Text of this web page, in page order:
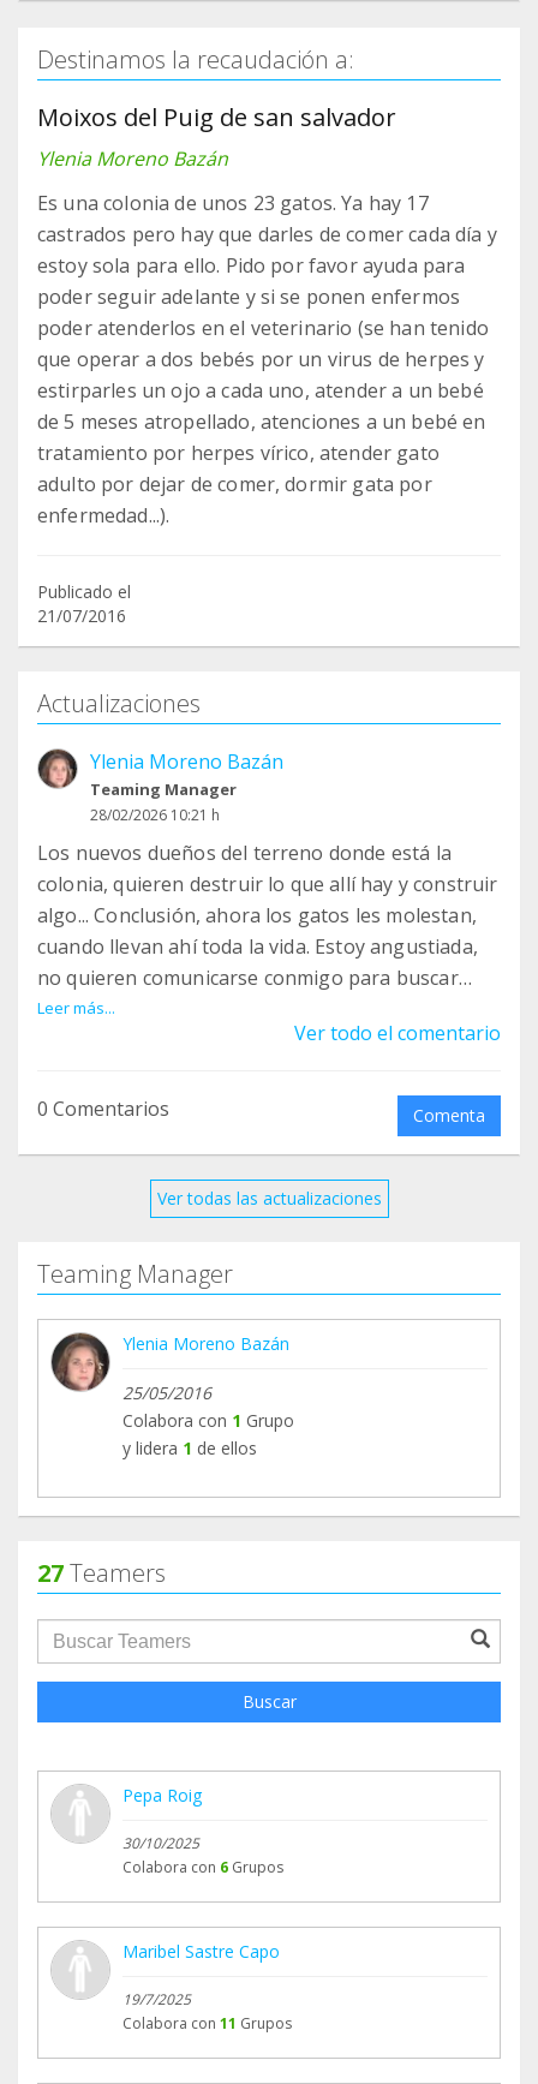
Destinamos la recaudación a:
Moixos del Puig de san salvador
Ylenia Moreno Bazán
Es una colonia de unos 23 gatos. Ya hay 17
castrados pero hay que darles de comer cada día y
estoy sola para ello. Pido por favor ayuda para
poder seguir adelante y si se ponen enfermos
poder atenderlos en el veterinario (se han tenido
que operar a dos bebés por un virus de herpes y
estirparles un ojo a cada uno, atender a un bebé
de 5 meses atropellado, atenciones a un bebé en
tratamiento por herpes vírico, atender gato
adulto por dejar de comer, dormir gata por
enfermedad...).
Publicado el
21/07/2016
Actualizaciones
Ylenia Moreno Bazán
Teaming Manager
28/02/2026 10:21 h
Los nuevos dueños del terreno donde está la
colonia, quieren destruir lo que allí hay y construir
algo... Conclusión, ahora los gatos les molestan,
cuando llevan ahí toda la vida. Estoy angustiada,
no quieren comunicarse conmigo para buscar
soluciones.... Están rompiendo lo que ya hay....
Leer más...
Ver todo el comentario
0 Comentarios Comenta
Ver todas las actualizaciones
Teaming Manager
Ylenia Moreno Bazán
25/05/2016
Colabora con 1 Grupo
y lidera 1 de ellos
27Teamers
groupProfile.searchForm.search.text???
Buscar
Pepa Roig
30/10/2025
Colabora con 6 Grupos
Maribel Sastre Capo
19/7/2025
Colabora con 11 Grupos